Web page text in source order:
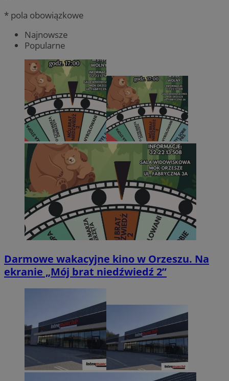
* pola obowiązkowe
Najnowsze
Popularne
Darmowe wakacyjne kino w Orzeszu. Na
ekranie „Mój brat niedźwiedź 2”